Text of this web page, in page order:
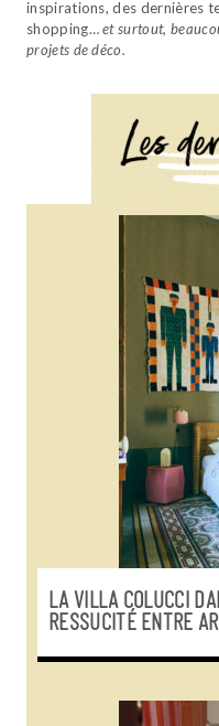
inspirations, des dernières
shopping…et surtout,
projets de déco.
LA VILLA COLUCCI
RESSUCITÉ ENTRE